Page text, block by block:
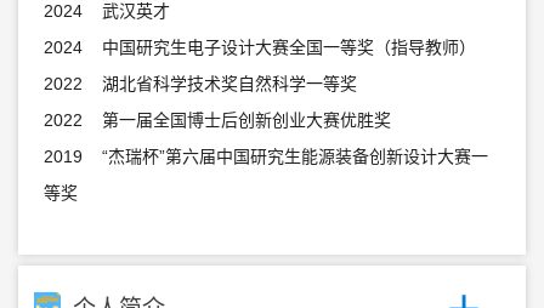
2024 武汉英才
2024 中国研究生电子设计大赛全国一等奖（指导教师）
2022 湖北省科学技术奖自然科学一等奖
2022 第一届全国博士后创新创业大赛优胜奖
2019 “杰瑞杯”第六届中国研究生能源装备创新设计大赛一
等奖